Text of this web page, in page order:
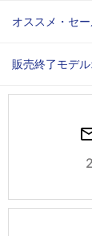
オススメ・セ
販売終了モデ